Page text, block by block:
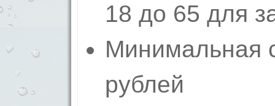
18 до 65 для
Минимальная
рублей